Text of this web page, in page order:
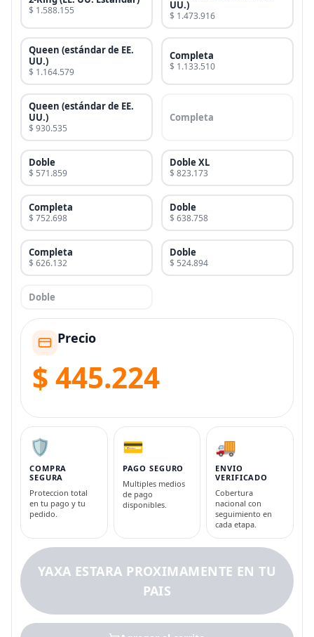
$ 1.588.155
UU.)
$ 1.473.916
Queen (estándar de EE.
UU.)
$ 1.164.579
Completa
$ 1.133.510
Queen (estándar de EE.
UU.)
$ 930.535
Completa
Doble
$ 571.859
Doble XL
$ 823.173
Completa
$ 752.698
Doble
$ 638.758
Completa
$ 626.132
Doble
$ 524.894
Doble
Precio
$ 445.224
🛡️
COMPRA
SEGURA
Proteccion total
en tu pago y tu
pedido.
💳
PAGO SEGURO
Multiples medios
de pago
disponibles.
🚚
ENVIO
VERIFICADO
Cobertura
nacional con
seguimiento en
cada etapa.
YAXA ESTARA PROXIMAMENTE EN TU
PAIS